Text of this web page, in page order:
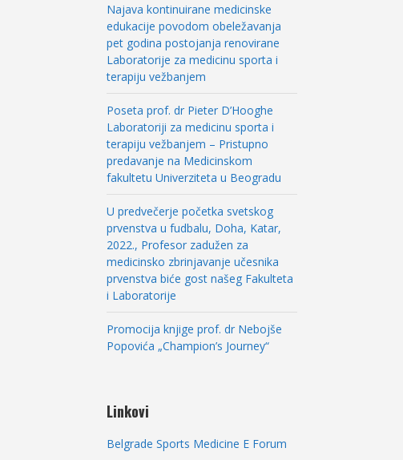
Najava kontinuirane medicinske
edukacije povodom obeležavanja
pet godina postojanja renovirane
Laboratorije za medicinu sporta i
terapiju vežbanjem
Poseta prof. dr Pieter D’Hooghe
Laboratoriji za medicinu sporta i
terapiju vežbanjem – Pristupno
predavanje na Medicinskom
fakultetu Univerziteta u Beogradu
U predvečerje početka svetskog
prvenstva u fudbalu, Doha, Katar,
2022., Profesor zadužen za
medicinsko zbrinjavanje učesnika
prvenstva biće gost našeg Fakulteta
i Laboratorije
Promocija knjige prof. dr Nebojše
Popovića „Champion’s Journey“
Linkovi
Belgrade Sports Medicine E Forum